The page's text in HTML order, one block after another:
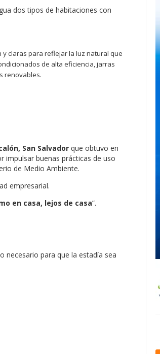
dos tipos de habitaciones con
claras para reflejar la luz natural que
de alta eficiencia, jarras
renovables.
San Salvador que obtuvo en
impulsar buenas prácticas de uso
de Medio Ambiente.
empresarial.
en casa, lejos de casa”.
necesario para que la estadía sea